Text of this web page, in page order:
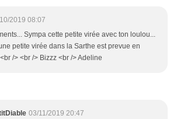
2019 08:07
Sympa cette petite virée avec ton loulou...
petite virée dans la Sarthe est prevue en
/> <br /> Bizzz <br /> Adeline
03/11/2019 20:47